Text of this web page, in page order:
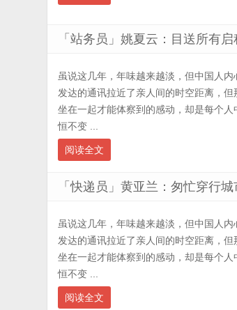
「站务员」姚夏云：目送所有
虽说这几年，年味越来越淡，但中国人
发达的通讯拉近了亲人间的时空距离，
坐在一起才能体察到的感动，却是每个
恒不变 ...
阅读全文
「快递员」黄亚兰：匆忙穿行
虽说这几年，年味越来越淡，但中国人
发达的通讯拉近了亲人间的时空距离，
坐在一起才能体察到的感动，却是每个
恒不变 ...
阅读全文